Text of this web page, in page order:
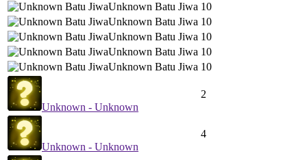
Unknown Batu Jiwa 10
Unknown Batu Jiwa 10
Unknown Batu Jiwa 10
Unknown Batu Jiwa 10
Unknown Batu Jiwa 10
Unknown - Unknown
2
Unknown - Unknown
4